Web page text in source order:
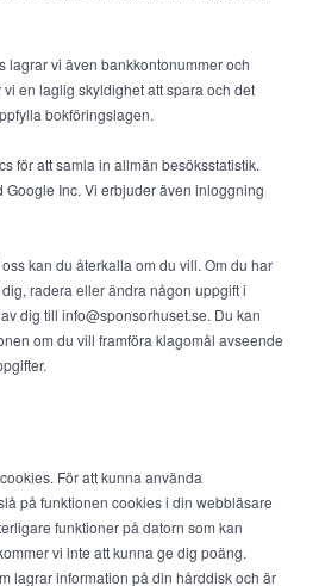
lagrar vi även bankkontonummer och
en laglig skyldighet att spara och det
bokföringslagen.
för att samla in allmän besöksstatistik.
Google Inc. Vi erbjuder även inloggning
kan du återkalla om du vill. Om du har
radera eller ändra någon uppgift i
dig till info@sponsorhuset.se. Du kan
om du vill framföra klagomål avseende
För att kunna använda
på funktionen cookies i din webbläsare
funktioner på datorn som kan
vi inte att kunna ge dig poäng.
lagrar information på din hårddisk och är